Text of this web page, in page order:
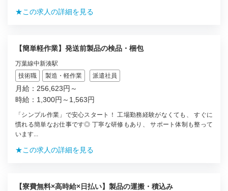
★この求人の詳細を見る
【簡単軽作業】発送前製品の検品・梱包
万葉線中新湊駅
技術職
製造・軽作業 派遣社員
月給：256,623円～
時給：1,300円～1,563円
「シンプル作業」で安心スタート！ 工場勤務経験がなくても、 すぐに
慣れる簡単なお仕事です◎ 丁寧な研修もあり、 サポート体制も整って
います...
★この求人の詳細を見る
【寮費無料×高時給×日払い】製品の運搬・積込み